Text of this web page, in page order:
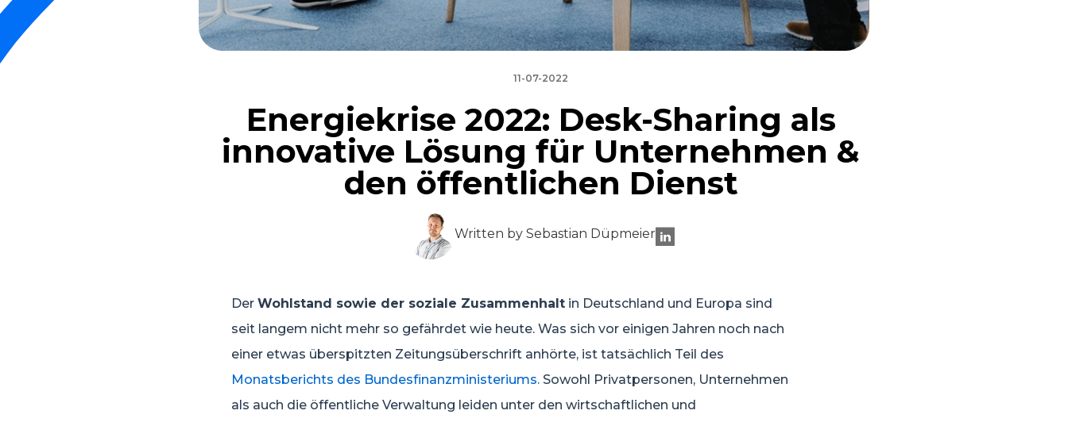
11-07-2022
Energiekrise 2022: Desk-Sharing als
innovative Lösung für Unternehmen &
den öffentlichen Dienst
Written by Sebastian Düpmeier
Der Wohlstand sowie der soziale Zusammenhalt in Deutschland und Europa sind
seit langem nicht mehr so gefährdet wie heute. Was sich vor einigen Jahren noch nach
einer etwas überspitzten Zeitungsüberschrift anhörte, ist tatsächlich Teil des
Monatsberichts des Bundesfinanzministeriums. Sowohl Privatpersonen, Unternehmen
als auch die öffentliche Verwaltung leiden unter den wirtschaftlichen und